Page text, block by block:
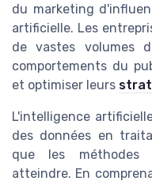
du marketing
artificielle. Les
de vastes volumes
comportements du
et optimiser leurs
L'intelligence
des données en
que les méthodes
atteindre. En